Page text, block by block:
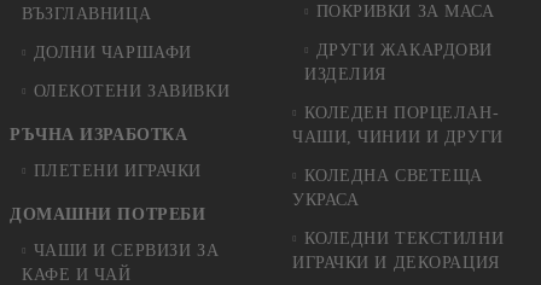
ВЪЗГЛАВНИЦА
ДОЛНИ ЧАРШАФИ
ОЛЕКОТЕНИ ЗАВИВКИ
РЪЧНА ИЗРАБОТКА
ПЛЕТЕНИ ИГРАЧКИ
ДОМАШНИ ПОТРЕБИ
ЧАШИ И СЕРВИЗИ ЗА
КАФЕ И ЧАЙ
ПОКРИВКИ ЗА МАСА
ДРУГИ ЖАКАРДОВИ
ИЗДЕЛИЯ
КОЛЕДЕН ПОРЦЕЛАН-
ЧАШИ, ЧИНИИ И ДРУГИ
КОЛЕДНА СВЕТЕЩА
УКРАСА
КОЛЕДНИ ТЕКСТИЛНИ
ИГРАЧКИ И ДЕКОРАЦИЯ